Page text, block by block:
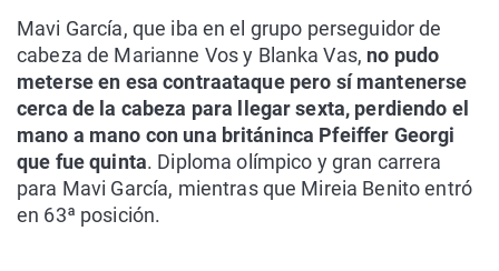
Mavi García, que iba en el grupo perseguidor de
cabeza de Marianne Vos y Blanka Vas, no pudo
meterse en esa contraataque pero sí mantenerse
cerca de la cabeza para llegar sexta, perdiendo el
mano a mano con una británinca Pfeiffer Georgi
que fue quinta. Diploma olímpico y gran carrera
para Mavi García, mientras que Mireia Benito entró
en 63ª posición.